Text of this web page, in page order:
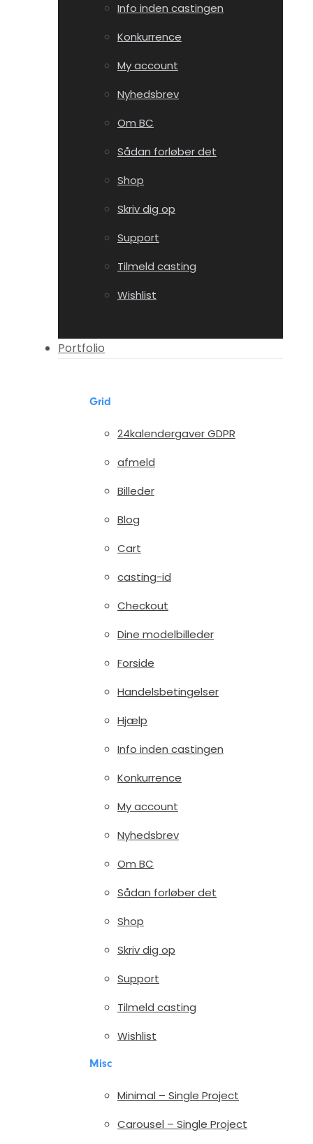
Info inden castingen
Konkurrence
My account
Nyhedsbrev
Om BC
Sådan forløber det
Shop
Skriv dig op
Support
Tilmeld casting
Wishlist
Portfolio
Grid
24kalendergaver GDPR
afmeld
Billeder
Blog
Cart
casting-id
Checkout
Dine modelbilleder
Forside
Handelsbetingelser
Hjælp
Info inden castingen
Konkurrence
My account
Nyhedsbrev
Om BC
Sådan forløber det
Shop
Skriv dig op
Support
Tilmeld casting
Wishlist
Misc
Minimal – Single Project
Carousel – Single Project